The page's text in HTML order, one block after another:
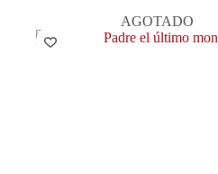
AGOTADO